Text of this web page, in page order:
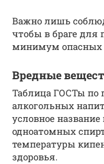
Важно лишь
чтобы в браге для
минимум опасных
Вредные
Таблица ГОСТы по
алкогольных
условное
одноатомных
температуры
здоровья.